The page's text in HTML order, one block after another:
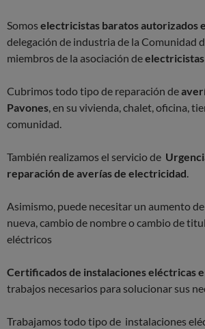
Somos electricistas baratos autorizados
delegación de industria de la Comunidad
miembros de la asociación de
Cubrimos todo tipo de reparación de
Pavones, en su vivienda, chalet, oficina,
comunidad.
También realizamos el servicio de
reparación de averías de electricidad.
Asimismo, puede necesitar un aumento
nueva, cambio de nombre o cambio de
eléctricos
Certificados de instalaciones eléctricas
trabajos necesarios para solucionar sus
Trabajamos todo tipo de instalaciones